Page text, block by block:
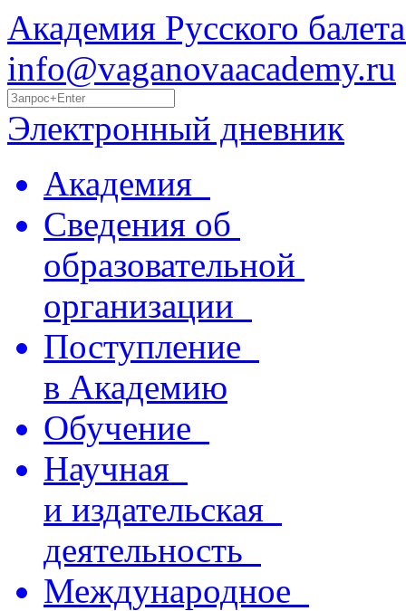
Академия Русского
info@vaganovaacademy.ru
Электронный дневник
Академия
Сведения об
образовательной
организации
Поступление
в Академию
Обучение
Научная
и издательская
деятельность
Международное